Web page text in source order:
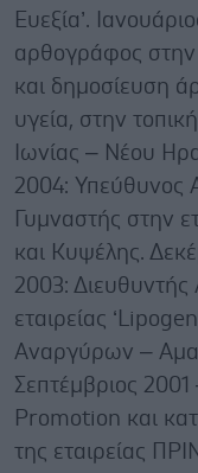
Ευεξία’.
αρθογράφος στην
και δημοσίευση
υγεία, στην
Ιωνίας – Νέου
2004: Υπεύθυνος
Γυμναστής στην
και Κυψέλης.
2003:
εταιρείας
Αναργύρων –
Σεπτέμβριος
Promotion και
της εταιρείας